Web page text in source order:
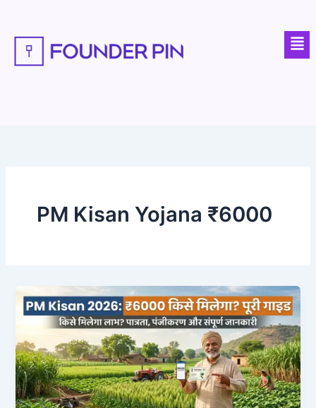
content
PM Kisan Yojana ₹6000